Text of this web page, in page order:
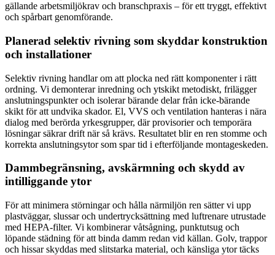
gällande arbetsmiljökrav och branschpraxis – för ett tryggt, effektivt
och spårbart genomförande.
Planerad selektiv rivning som skyddar konstruktion
och installationer
Selektiv rivning handlar om att plocka ned rätt komponenter i rätt
ordning. Vi demonterar inredning och ytskikt metodiskt, frilägger
anslutningspunkter och isolerar bärande delar från icke-bärande
skikt för att undvika skador. El, VVS och ventilation hanteras i nära
dialog med berörda yrkesgrupper, där provisorier och temporära
lösningar säkrar drift när så krävs. Resultatet blir en ren stomme och
korrekta anslutningsytor som spar tid i efterföljande montageskeden.
Dammbegränsning, avskärmning och skydd av
intilliggande ytor
För att minimera störningar och hålla närmiljön ren sätter vi upp
plastväggar, slussar och undertrycksättning med luftrenare utrustade
med HEPA-filter. Vi kombinerar våtsågning, punktutsug och
löpande städning för att binda damm redan vid källan. Golv, trappor
och hissar skyddas med slitstarka material, och känsliga ytor täcks